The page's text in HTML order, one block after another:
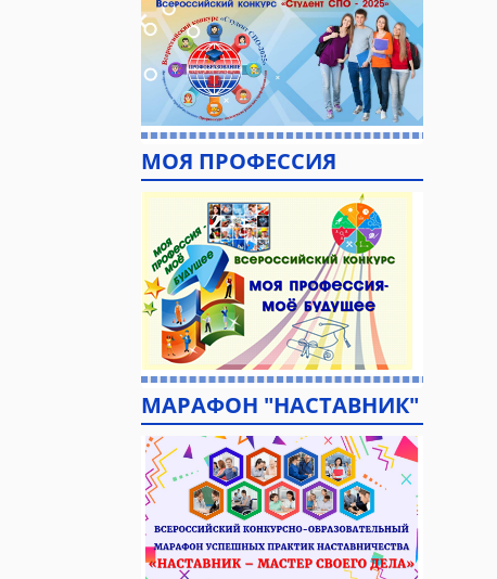
МОЯ ПРОФЕССИЯ
МАРАФОН "НАСТАВНИК"